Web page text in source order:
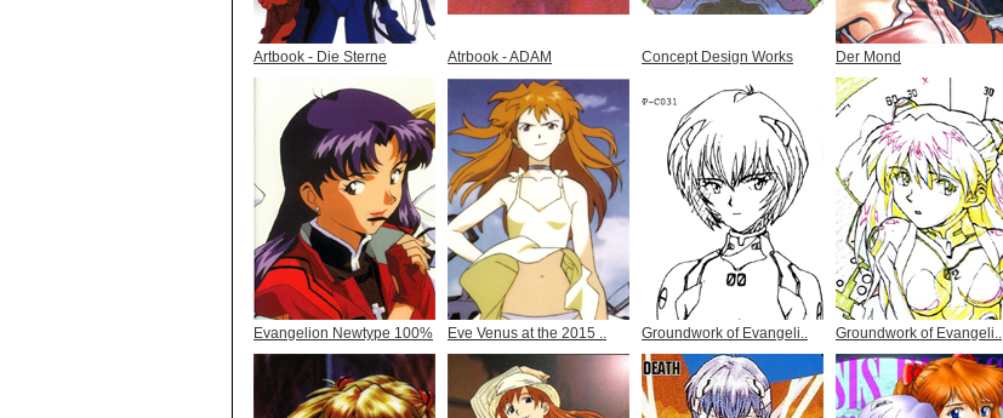
Artbook - Die Sterne Atrbook - ADAM Concept Design Works Der Mond
Evangelion Newtype 100% Eve Venus at the 2015 .. Groundwork of Evangeli.. Groundwork of Evangeli..